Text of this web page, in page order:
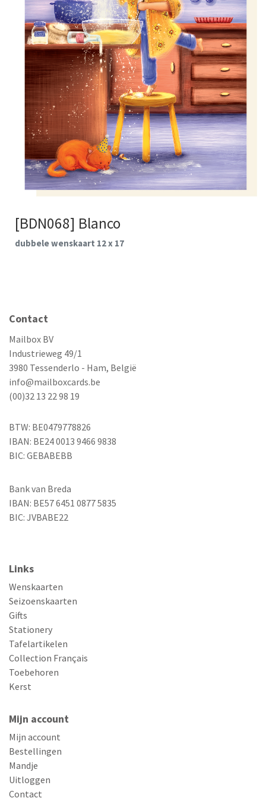
[BDN068] Blanco
dubbele wenskaart 12 x 17
Contact
Mailbox BV
Industrieweg 49/1
3980 Tessenderlo - Ham, België
info@mailboxcards.be
(00)32 13 22 98 19
BTW: BE0479778826
IBAN: BE24 0013 9466 9838
BIC: GEBABEBB
Bank van Breda
IBAN: BE57 6451 0877 5835
BIC: JVBABE22
Links
Wenskaarten
Seizoenskaarten
Gifts
Stationery
Tafelartikelen
Collection Français
Toebehoren
Kerst
Mijn account
Mijn account
Bestellingen
Mandje
Uitloggen
Contact